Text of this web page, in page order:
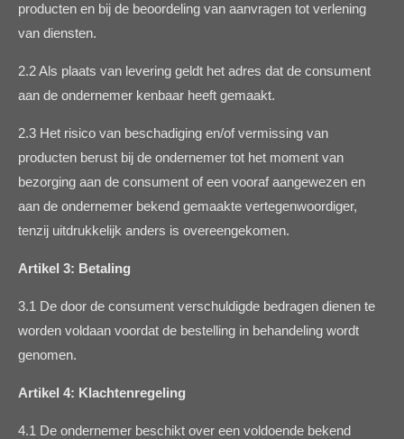
producten en bij de beoordeling van aanvragen tot verlening
van diensten.
2.2 Als plaats van levering geldt het adres dat de consument
aan de ondernemer kenbaar heeft gemaakt.
2.3 Het risico van beschadiging en/of vermissing van
producten berust bij de ondernemer tot het moment van
bezorging aan de consument of een vooraf aangewezen en
aan de ondernemer bekend gemaakte vertegenwoordiger,
tenzij uitdrukkelijk anders is overeengekomen.
Artikel 3: Betaling
3.1 De door de consument verschuldigde bedragen dienen te
worden voldaan voordat de bestelling in behandeling wordt
genomen.
Artikel 4: Klachtenregeling
4.1 De ondernemer beschikt over een voldoende bekend